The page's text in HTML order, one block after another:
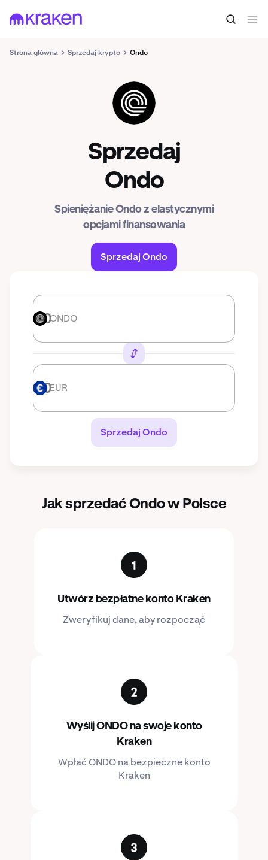
Strona główna Sprzedaj krypto Ondo
ONDO
Sprzedaj
Ondo
Spieniężanie Ondo z elastycznymi
opcjami finansowania
Sprzedaj Ondo
ONDO ONDO
EUR EUR
Sprzedaj Ondo
Jak sprzedać Ondo w Polsce
Utwórz bezpłatne konto Kraken
Zweryfikuj dane, aby rozpocząć
Wyślij ONDO na swoje konto
Kraken
Wpłać ONDO na bezpieczne konto
Kraken